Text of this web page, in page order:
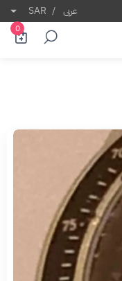
عربى /
SAR
0